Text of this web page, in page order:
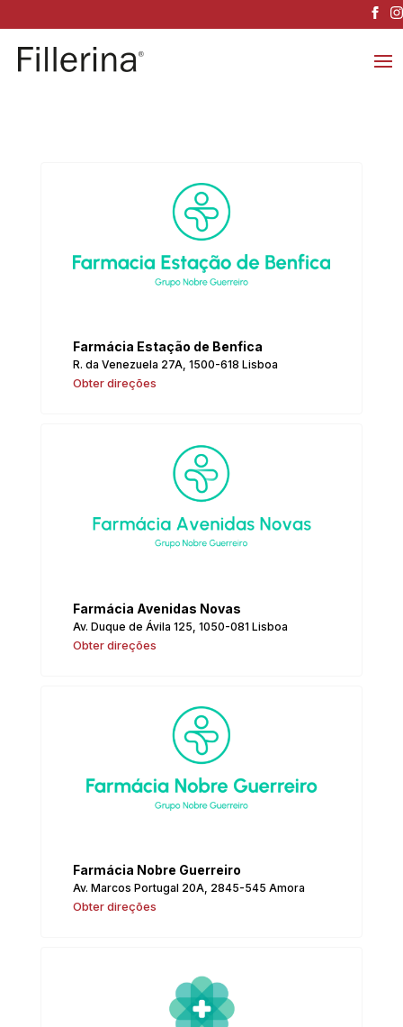
Farmácia Estação de Benfica
R. da Venezuela 27A, 1500-618 Lisboa
Obter direções
Farmácia Avenidas Novas
Av. Duque de Ávila 125, 1050-081 Lisboa
Obter direções
Farmácia Nobre Guerreiro
Av. Marcos Portugal 20A, 2845-545 Amora
Obter direções